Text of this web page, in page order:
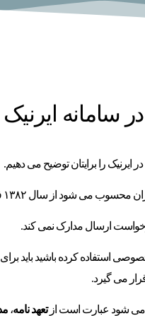
در سامانه
ایرنیک را برایتان توضیح می دهیم.
سال ۱۳۸۲ فعالیت خود را آغاز کرده است.
ارسال مدارک نمی کند.
استفاده کرده باشید باید
می گیرد.
می شود عبارت است ازتعهد نامه،